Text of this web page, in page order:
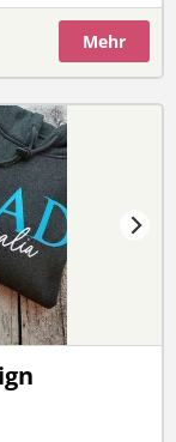
Mehr